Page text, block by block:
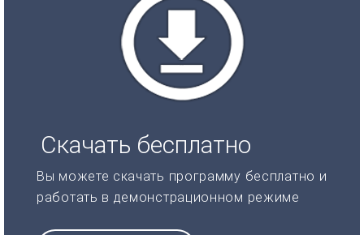
Скачать бесплатно
Вы можете скачать программу бесплатно и
работать в демонстрационном режиме